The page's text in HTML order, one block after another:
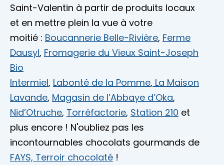
Saint-Valentin à partir de produits locaux
et en mettre plein la vue à votre
moitié : Boucannerie Belle-Rivière, Ferme
Dausyl, Fromagerie du Vieux Saint-Joseph
Bio
Intermiel, Labonté de la Pomme, La Maison
Lavande, Magasin de l’Abbaye d’Oka,
Nid’Otruche, Torréfactorie, Station 210 et
plus encore ! N'oubliez pas les
incontournables chocolats gourmands de
FAYS, Terroir chocolaté !